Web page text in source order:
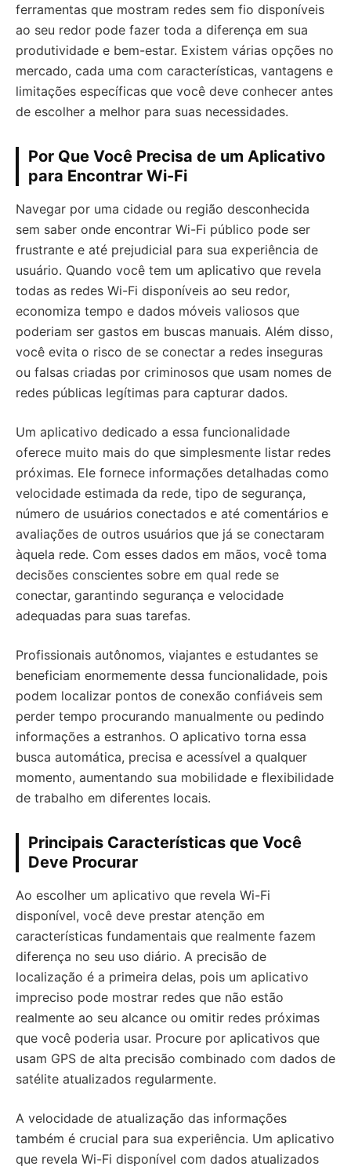
ferramentas que mostram redes sem fio disponíveis
ao seu redor pode fazer toda a diferença em sua
produtividade e bem-estar. Existem várias opções no
mercado, cada uma com características, vantagens e
limitações específicas que você deve conhecer antes
de escolher a melhor para suas necessidades.
Por Que Você Precisa de um Aplicativo
para Encontrar Wi-Fi
Navegar por uma cidade ou região desconhecida
sem saber onde encontrar Wi-Fi público pode ser
frustrante e até prejudicial para sua experiência de
usuário. Quando você tem um aplicativo que revela
todas as redes Wi-Fi disponíveis ao seu redor,
economiza tempo e dados móveis valiosos que
poderiam ser gastos em buscas manuais. Além disso,
você evita o risco de se conectar a redes inseguras
ou falsas criadas por criminosos que usam nomes de
redes públicas legítimas para capturar dados.
Um aplicativo dedicado a essa funcionalidade
oferece muito mais do que simplesmente listar redes
próximas. Ele fornece informações detalhadas como
velocidade estimada da rede, tipo de segurança,
número de usuários conectados e até comentários e
avaliações de outros usuários que já se conectaram
àquela rede. Com esses dados em mãos, você toma
decisões conscientes sobre em qual rede se
conectar, garantindo segurança e velocidade
adequadas para suas tarefas.
Profissionais autônomos, viajantes e estudantes se
beneficiam enormemente dessa funcionalidade, pois
podem localizar pontos de conexão confiáveis sem
perder tempo procurando manualmente ou pedindo
informações a estranhos. O aplicativo torna essa
busca automática, precisa e acessível a qualquer
momento, aumentando sua mobilidade e flexibilidade
de trabalho em diferentes locais.
Principais Características que Você
Deve Procurar
Ao escolher um aplicativo que revela Wi-Fi
disponível, você deve prestar atenção em
características fundamentais que realmente fazem
diferença no seu uso diário. A precisão de
localização é a primeira delas, pois um aplicativo
impreciso pode mostrar redes que não estão
realmente ao seu alcance ou omitir redes próximas
que você poderia usar. Procure por aplicativos que
usam GPS de alta precisão combinado com dados de
satélite atualizados regularmente.
A velocidade de atualização das informações
também é crucial para sua experiência. Um aplicativo
que revela Wi-Fi disponível com dados atualizados